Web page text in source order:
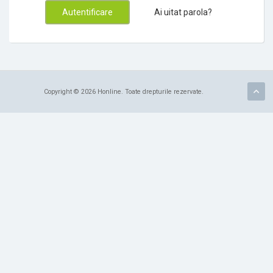
Ai uitat parola?
Copyright © 2026 Honline. Toate drepturile rezervate.